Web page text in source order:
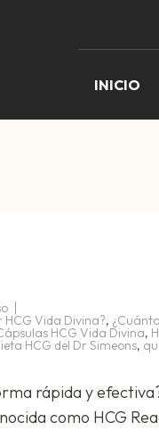
INICIO
Vida Divina?,
HCG Vida Divina,
HCG del Dr Simeons,
rápida y
como HCG